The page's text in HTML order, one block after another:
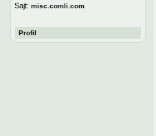
Sajt: misc.comli.com
Profil